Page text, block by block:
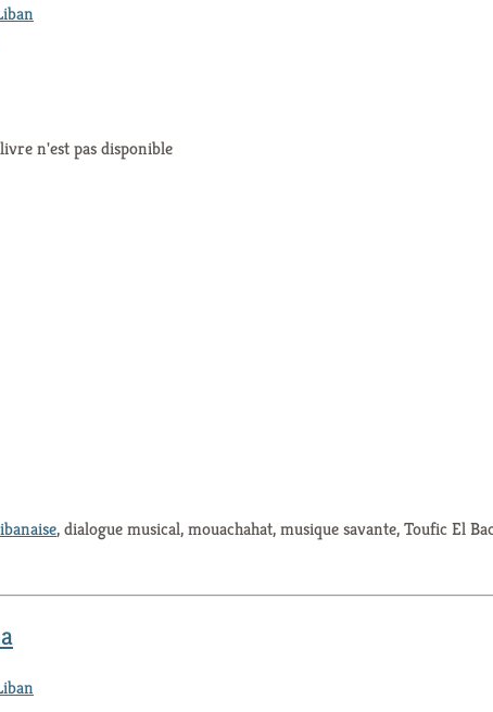
livre n'est pas disponible
, dialogue musical, mouachahat, musique savante, Toufic El